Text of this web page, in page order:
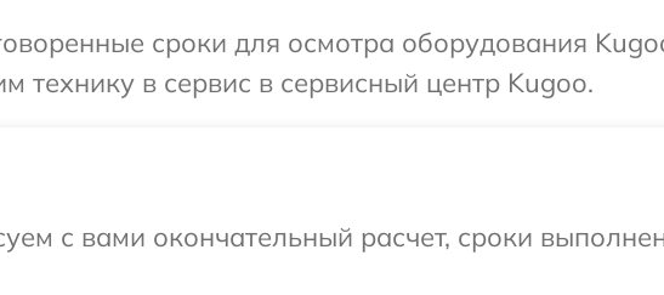
сроки для осмотра оборудования
технику в сервис в сервисный центр Kugoo.
с вами окончательный расчет, сроки